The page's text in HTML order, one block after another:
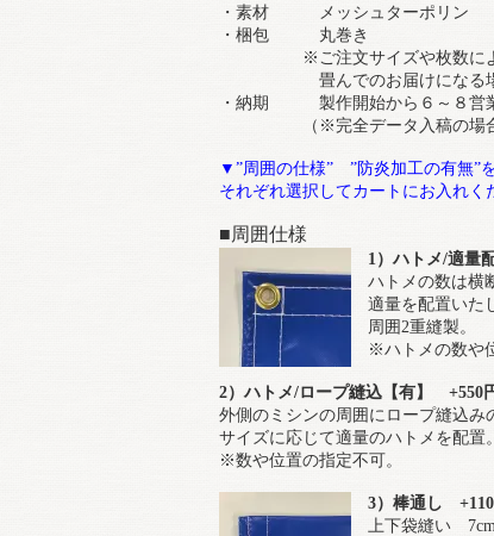
・素材 メッシュターポリン
・梱包 丸巻き
※ご注文サイズや枚数によ
畳んでのお届けになる場合
・納期 製作開始から６～８営
（※完全データ入稿の場合
▼”周囲の仕様” ”防炎加工の有無”
それぞれ選択してカートにお入れく
■周囲仕様
1）ハトメ/適量
ハトメの数は横
適量を配置いた
周囲2重縫製。
※ハトメの数や
2）ハトメ/ロープ縫込【有】 +550
外側のミシンの周囲にロープ縫込み
サイズに応じて適量のハトメを配置。
※数や位置の指定不可。
3）棒通し
上下袋縫い 7cm